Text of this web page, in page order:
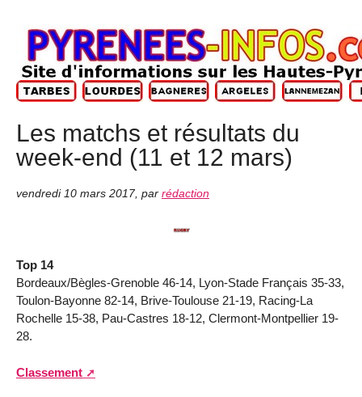
Les matchs et résultats du
week-end (11 et 12 mars)
vendredi 10 mars 2017, par rédaction
Top 14
Bordeaux/Bègles-Grenoble 46-14, Lyon-Stade Français 35-33,
Toulon-Bayonne 82-14, Brive-Toulouse 21-19, Racing-La
Rochelle 15-38, Pau-Castres 18-12, Clermont-Montpellier 19-
28.
Classement